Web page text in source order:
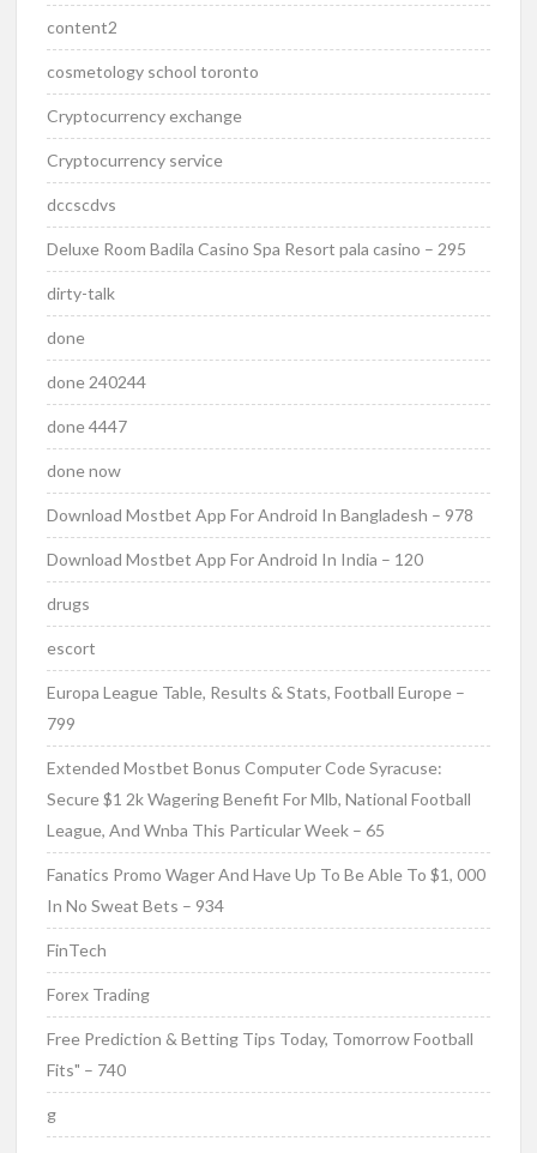
content2
cosmetology school toronto
Cryptocurrency exchange
Cryptocurrency service
dccscdvs
Deluxe Room Badila Casino Spa Resort pala casino – 295
dirty-talk
done
done 240244
done 4447
done now
Download Mostbet App For Android In Bangladesh – 978
Download Mostbet App For Android In India – 120
drugs
escort
Europa League Table, Results & Stats, Football Europe –
799
Extended Mostbet Bonus Computer Code Syracuse:
Secure $1 2k Wagering Benefit For Mlb, National Football
League, And Wnba This Particular Week – 65
Fanatics Promo Wager And Have Up To Be Able To $1, 000
In No Sweat Bets – 934
FinTech
Forex Trading
Free Prediction & Betting Tips Today, Tomorrow Football
Fits" – 740
g